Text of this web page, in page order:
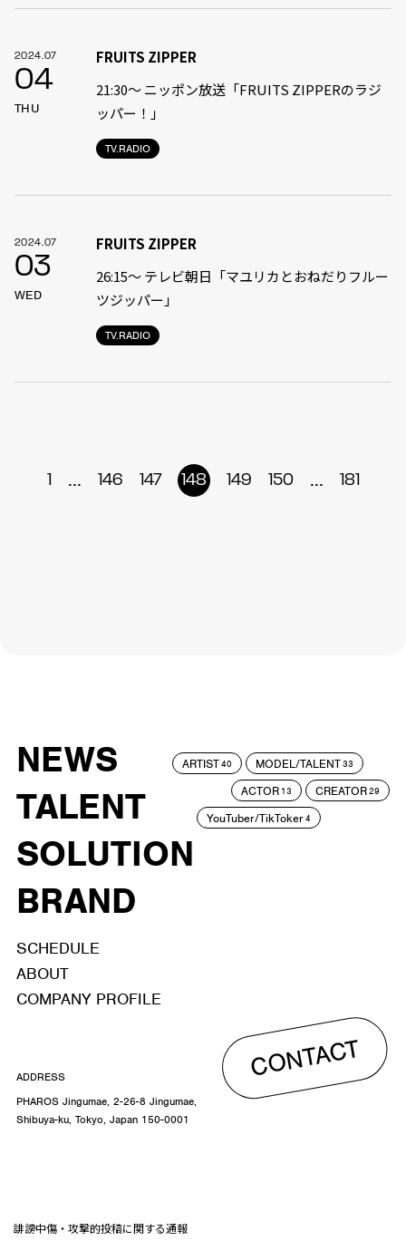
2024.07
04
THU
TV.RADIO
FRUITS ZIPPER
21:30〜 ニッポン放送「FRUITS ZIPPERのラジ
ッパー！」
2024.07
03
WED
TV.RADIO
FRUITS ZIPPER
26:15～ テレビ朝日「マユリカとおねだりフルー
ツジッパー」
1 ... 146 147 148 149 150 ... 181
NEWS
TALENT
SOLUTION
BRAND
ARTIST40 MODEL/TALENT33
ACTOR 13 CREATOR29
YouTuber/TikToker4
SCHEDULE
ABOUT
COMPANY PROFILE
CONTACT
ADDRESS
PHAROS Jingumae, 2-26-8 Jingumae,
Shibuya-ku, Tokyo, Japan 150-0001
誹謗中傷・攻撃的投稿に関する通報